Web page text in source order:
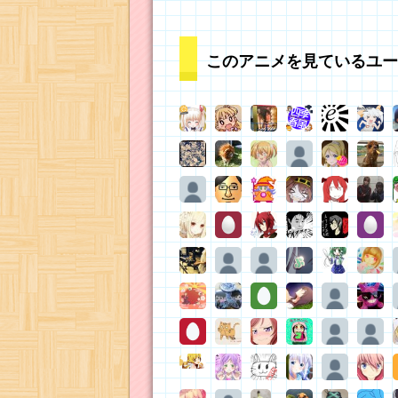
このアニメを見ているユ